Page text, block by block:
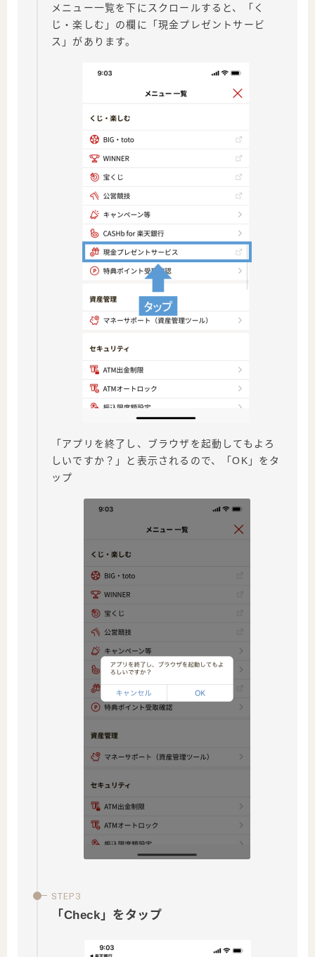
メニュー一覧を下にスクロールすると、「く
じ・楽しむ」の欄に「現金プレゼントサービ
ス」があります。
「アプリを終了し、ブラウザを起動してもよろ
しいですか？」と表示されるので、「OK」をタ
ップ
「Check」をタップ